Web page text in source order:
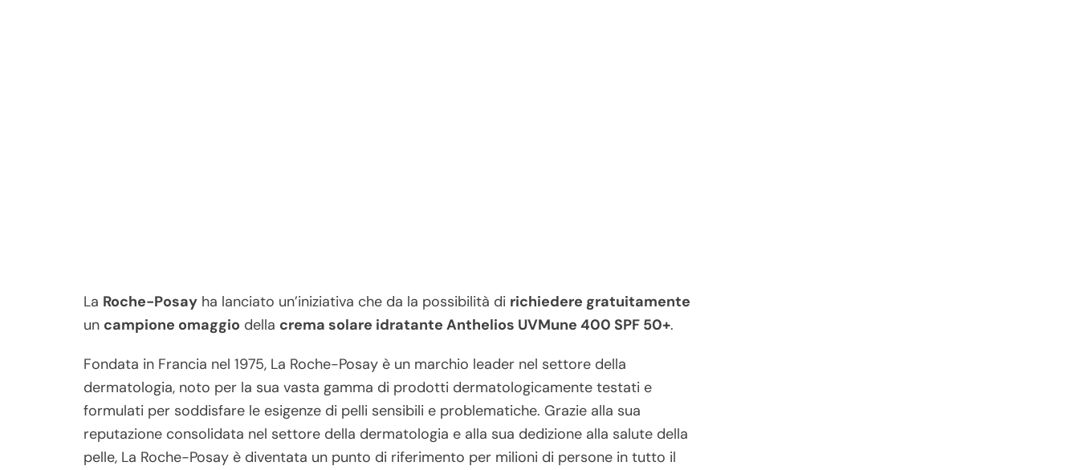
La Roche-Posay ha lanciato un’iniziativa che da la possibilità di richiedere gratuitamente
un campione omaggio della crema solare idratante Anthelios UVMune 400 SPF 50+.
Fondata in Francia nel 1975, La Roche-Posay è un marchio leader nel settore della
dermatologia, noto per la sua vasta gamma di prodotti dermatologicamente testati e
formulati per soddisfare le esigenze di pelli sensibili e problematiche. Grazie alla sua
reputazione consolidata nel settore della dermatologia e alla sua dedizione alla salute della
pelle, La Roche-Posay è diventata un punto di riferimento per milioni di persone in tutto il